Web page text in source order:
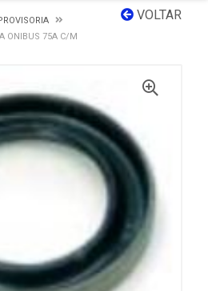
VOLTAR
ONIBUS 75A C/M